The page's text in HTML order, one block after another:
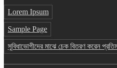
Lorem Ipsum
Sample Page
সুবিধাভোগীদের মাঝে চেক বিতরণ করেন